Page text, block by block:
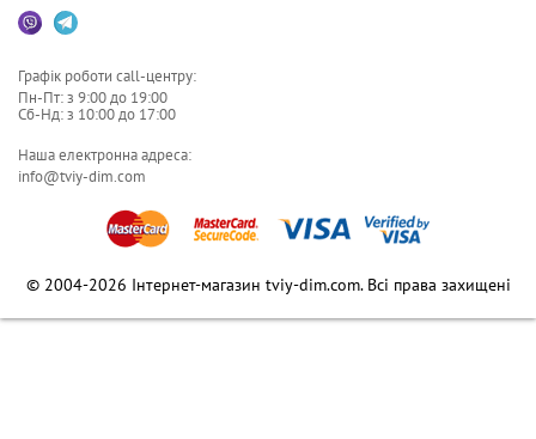
Графік роботи call-центру:
Пн-Пт: з 9:00до 19:00
Сб-Нд: з 10:00до 17:00
Наша електронна адреса:
info@tviy-dim.com
© 2004-2026 Інтернет-магазин tviy-dim.com. Всі права захищені